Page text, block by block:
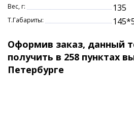
Вес, г: 135
Т.Габариты:
Оформив заказ, данный
получить в 258 пунктах
Петербурге